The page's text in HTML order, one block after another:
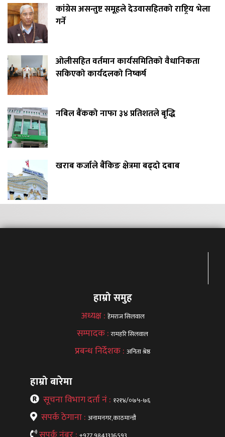
कांग्रेस असन्तुष्ट समूहले देउवासहितको राष्ट्रिय भेला
गर्ने
ओलीसहित वर्तमान कार्यसमितिको वैधानिकता
सकिएको कार्यदलको निष्कर्ष
नबिल बैंकको नाफा ३४ प्रतिशतले बृद्धि
खराब कर्जाले बैंकिङ क्षेत्रमा बढ्दो दबाब
हाम्रो समुह
अध्यक्ष : हेमराज सिलवाल
सम्पादक :रामहरि सिलवाल
प्रबन्ध निर्देशक : अनिता श्रेष्ठ
हाम्रो बारेमा
सूचना विभाग दर्ता नं : १२१४/०७५-७६
सपर्क ठेगाना : अनामनगर,काठमान्डौ